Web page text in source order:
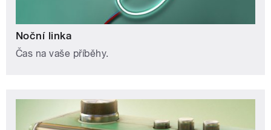
Noční linka
Čas na vaše příběhy.